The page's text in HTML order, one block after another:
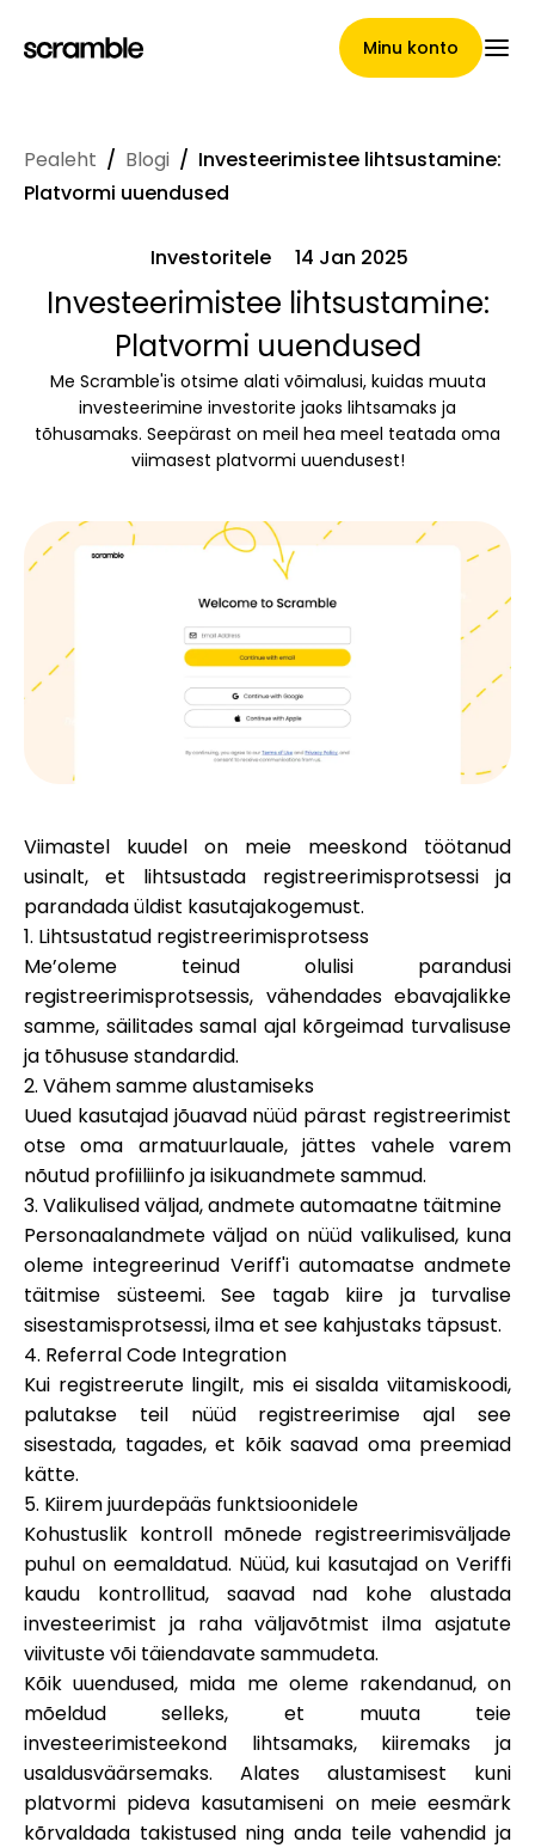
Minu konto
Pealeht
Nõuete loovutamise
tingimused
Brändide galerii
Brändi valik
Kalkulaatorid
Voorude ajalugu
Blogi
Võta meiega ühendust
Abi
Minu konto
Hankige rahastust
+372 712 2955
Pealeht / Blogi / Investeerimistee lihtsustamine:
Platvormi uuendused
Investoritele 14 Jan 2025
Investeerimistee lihtsustamine:
Platvormi uuendused
Me Scramble'is otsime alati võimalusi, kuidas muuta
investeerimine investorite jaoks lihtsamaks ja
tõhusamaks. Seepärast on meil hea meel teatada oma
viimasest platvormi uuendusest!
Viimastel kuudel on meie meeskond töötanud
usinalt, et lihtsustada registreerimisprotsessi ja
parandada üldist kasutajakogemust.
1. Lihtsustatud registreerimisprotsess
Me’oleme teinud olulisi parandusi
registreerimisprotsessis, vähendades ebavajalikke
samme, säilitades samal ajal kõrgeimad turvalisuse
ja tõhususe standardid.
2. Vähem samme alustamiseks
Uued kasutajad jõuavad nüüd pärast registreerimist
otse oma armatuurlauale, jättes vahele varem
nõutud profiiliinfo ja isikuandmete sammud.
3. Valikulised väljad, andmete automaatne täitmine
Personaalandmete väljad on nüüd valikulised, kuna
oleme integreerinud Veriff'i automaatse andmete
täitmise süsteemi. See tagab kiire ja turvalise
sisestamisprotsessi, ilma et see kahjustaks täpsust.
4. Referral Code Integration
Kui registreerute lingilt, mis ei sisalda viitamiskoodi,
palutakse teil nüüd registreerimise ajal see
sisestada, tagades, et kõik saavad oma preemiad
kätte.
5. Kiirem juurdepääs funktsioonidele
Kohustuslik kontroll mõnede registreerimisväljade
puhul on eemaldatud. Nüüd, kui kasutajad on Veriffi
kaudu kontrollitud, saavad nad kohe alustada
investeerimist ja raha väljavõtmist ilma asjatute
viivituste või täiendavate sammudeta.
Kõik uuendused, mida me oleme rakendanud, on
mõeldud selleks, et muuta teie
investeerimisteekond lihtsamaks, kiiremaks ja
usaldusväärsemaks. Alates alustamisest kuni
platvormi pideva kasutamiseni on meie eesmärk
kõrvaldada takistused ning anda teile vahendid ja